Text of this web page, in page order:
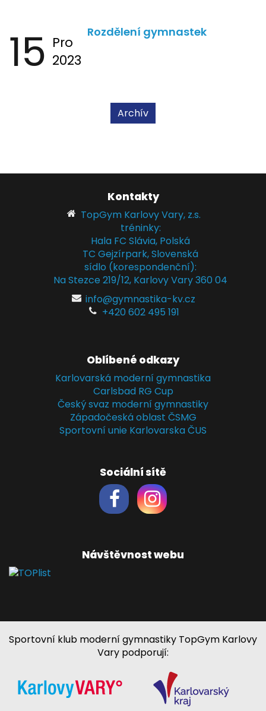
15 Pro
2023
Rozdělení gymnastek
Archív
Kontakty
TopGym Karlovy Vary, z.s.
tréninky:
Hala FC Slávia, Polská
TC Gejzírpark, Slovenská
sídlo (korespondenční):
Na Stezce 219/12, Karlovy Vary 360 04
info@gymnastika-kv.cz
+420 602 495 191
Oblíbené odkazy
Karlovarská moderní gymnastika
Carlsbad RG Cup
Český svaz moderní gymnastiky
Západočeská oblast ČSMG
Sportovní unie Karlovarska ČUS
Sociální sítě
Návštěvnost webu
Sportovní klub moderní gymnastiky TopGym Karlovy
Vary podporují: